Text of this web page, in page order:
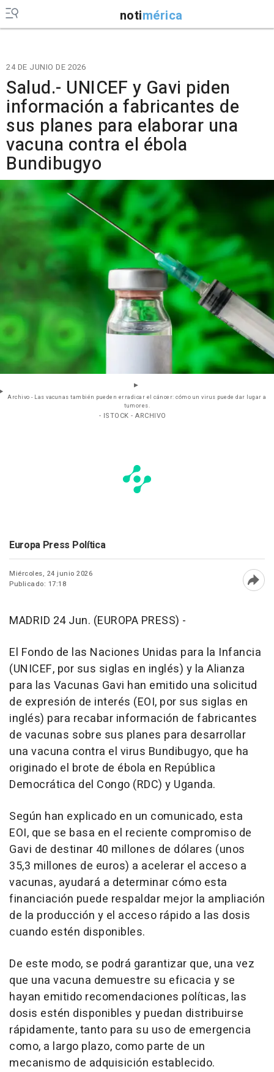
notimérica
24 DE JUNIO DE 2026
Salud.- UNICEF y Gavi piden
información a fabricantes de
sus planes para elaborar una
vacuna contra el ébola
Bundibugyo
Archivo - Las vacunas también pueden erradicar el cáncer: cómo un virus puede dar lugar a
tumores.
- ISTOCK - ARCHIVO
Europa Press Política
Miércoles, 24 junio 2026
Publicado: 17:18
MADRID 24 Jun. (EUROPA PRESS) -
El Fondo de las Naciones Unidas para la Infancia
(UNICEF, por sus siglas en inglés) y la Alianza
para las Vacunas Gavi han emitido una solicitud
de expresión de interés (EOI, por sus siglas en
inglés) para recabar información de fabricantes
de vacunas sobre sus planes para desarrollar
una vacuna contra el virus Bundibugyo, que ha
originado el brote de ébola en República
Democrática del Congo (RDC) y Uganda.
Según han explicado en un comunicado, esta
EOI, que se basa en el reciente compromiso de
Gavi de destinar 40 millones de dólares (unos
35,3 millones de euros) a acelerar el acceso a
vacunas, ayudará a determinar cómo esta
financiación puede respaldar mejor la ampliación
de la producción y el acceso rápido a las dosis
cuando estén disponibles.
De este modo, se podrá garantizar que, una vez
que una vacuna demuestre su eficacia y se
hayan emitido recomendaciones políticas, las
dosis estén disponibles y puedan distribuirse
rápidamente, tanto para su uso de emergencia
como, a largo plazo, como parte de un
mecanismo de adquisición establecido.